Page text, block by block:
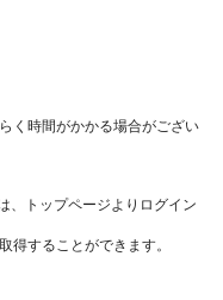
く時間がかかる場合がござい
、トップページよりログイン
得することができます。